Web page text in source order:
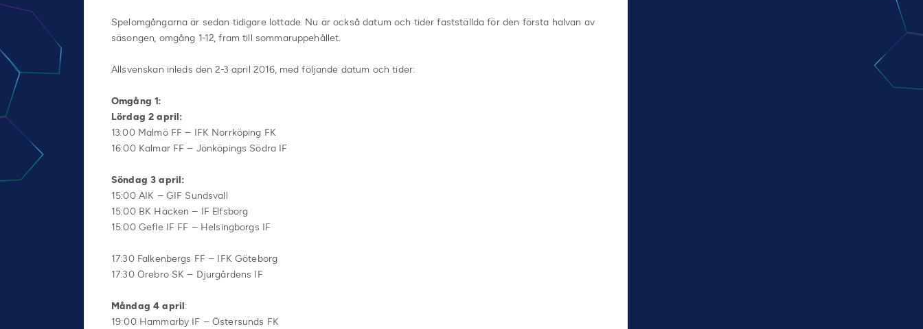
Spelomgångarna är sedan tidigare lottade. Nu är också datum och tider fastställda för den första halvan av
säsongen, omgång 1-12, fram till sommaruppehållet.
Allsvenskan inleds den 2-3 april 2016, med följande datum och tider:
Omgång 1:
Lördag 2 april:
13:00 Malmö FF – IFK Norrköping FK
16:00 Kalmar FF – Jönköpings Södra IF
Söndag 3 april:
15:00 AIK – GIF Sundsvall
15:00 BK Häcken – IF Elfsborg
15:00 Gefle IF FF – Helsingborgs IF
17:30 Falkenbergs FF – IFK Göteborg
17:30 Örebro SK – Djurgårdens IF
Måndag 4 april:
19:00 Hammarby IF – Östersunds FK